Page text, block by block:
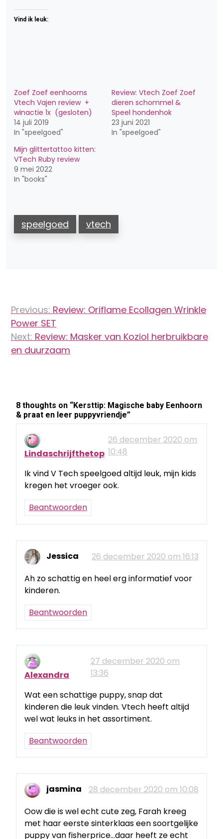
Vind ik leuk:
Zoef Zoef eenhoorns
Vtech Vajen review +
winactie 1x (gesloten)
14 juli 2019
In "speelgoed"
Review: Vtech Zoef Zoef
dieren schommel &
Speel hondenhok
23 juni 2021
In "speelgoed"
Mijn glittertattoo kitten:
VTech Ruby review
9 mei 2022
In "books"
speelgoed vtech
navigatie
Previous: Review: Oriflame Ecollagen Wrinkle
Power SET
Next: Review: Masker van Koziol herbruikbare
en duurzaam
8 thoughts on “Kersttip: Magische baby Eenhoorn
& praat en leer puppyvriendje”
Lindaschrijfthetop
26 december 2020 om
10:48
Ik vind V Tech speelgoed altijd leuk, mijn kids
kregen het vroeger ook.
Beantwoorden
Jessica
26 december 2020 om 16:13
Ah zo schattig en heel erg informatief voor
kinderen.
Beantwoorden
Alexandra
27 december 2020 om
13:36
Wat een schattige puppy, snap dat
kinderen die leuk vinden. Vtech heeft altijd
wel wat leuks in het assortiment.
Beantwoorden
jasmina
28 december 2020 om 10:08
Oow die is wel echt cute zeg, Farah kreeg
met haar eerste sinterklaas een soortgelijke
puppy van fisherprice…daar heeft ze echt